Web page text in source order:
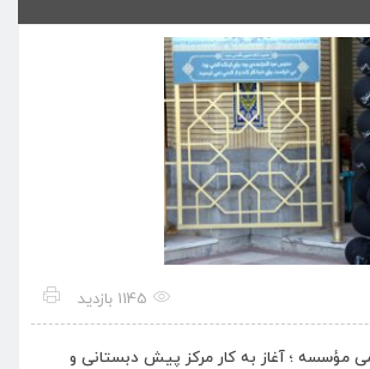
1145 بازدید
مؤسسه ؛ آغاز به کار مرکز پیش دبستانی و